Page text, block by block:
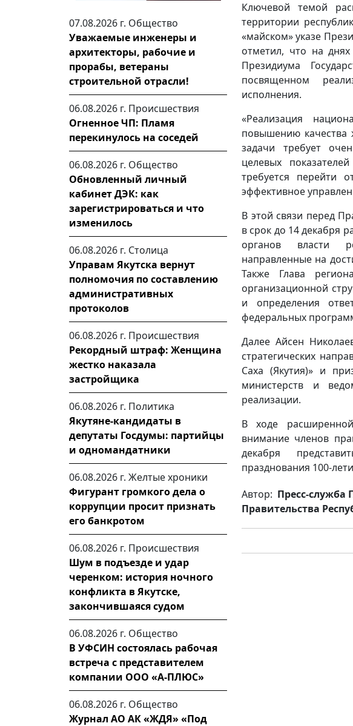
07.08.2026 г. Общество
Уважаемые инженеры и
архитекторы, рабочие и
прорабы, ветераны
строительной отрасли!
06.08.2026 г. Происшествия
Огненное ЧП: Пламя
перекинулось на соседей
06.08.2026 г. Общество
Обновленный личный
кабинет ДЭК: как
зарегистрироваться и что
изменилось
06.08.2026 г. Столица
Управам Якутска вернут
полномочия по составлению
административных
протоколов
06.08.2026 г. Происшествия
Рекордный штраф: Женщина
жестко наказала
застройщика
06.08.2026 г. Политика
Якутяне-кандидаты в
депутаты Госдумы: партийцы
и одномандатники
06.08.2026 г. Желтые хроники
Фигурант громкого дела о
коррупции просит признать
его банкротом
06.08.2026 г. Происшествия
Шум в подъезде и удар
черенком: история ночного
конфликта в Якутске,
закончившаяся судом
06.08.2026 г. Общество
В УФСИН состоялась рабочая
встреча с представителем
компании ООО «А-ПЛЮС»
06.08.2026 г. Общество
Журнал АО АК «ЖДЯ» «Под
Ключевой темой
территории
«майском» указе
отметил, что на
Президиума
посвященном
исполнения.
«Реализация
повышению качества
задачи требует
целевых
требуется перейти
эффективное
В этой связи перед
в срок до 14 декабря
органов власти
направленные на
Также Глава
организационной
и определения
федеральных
Далее Айсен
стратегических
Саха (Якутия)» и
министерств и
реализации.
В ходе
внимание членов
декабря
празднования 100-
Автор: Пресс-служба
Правительства